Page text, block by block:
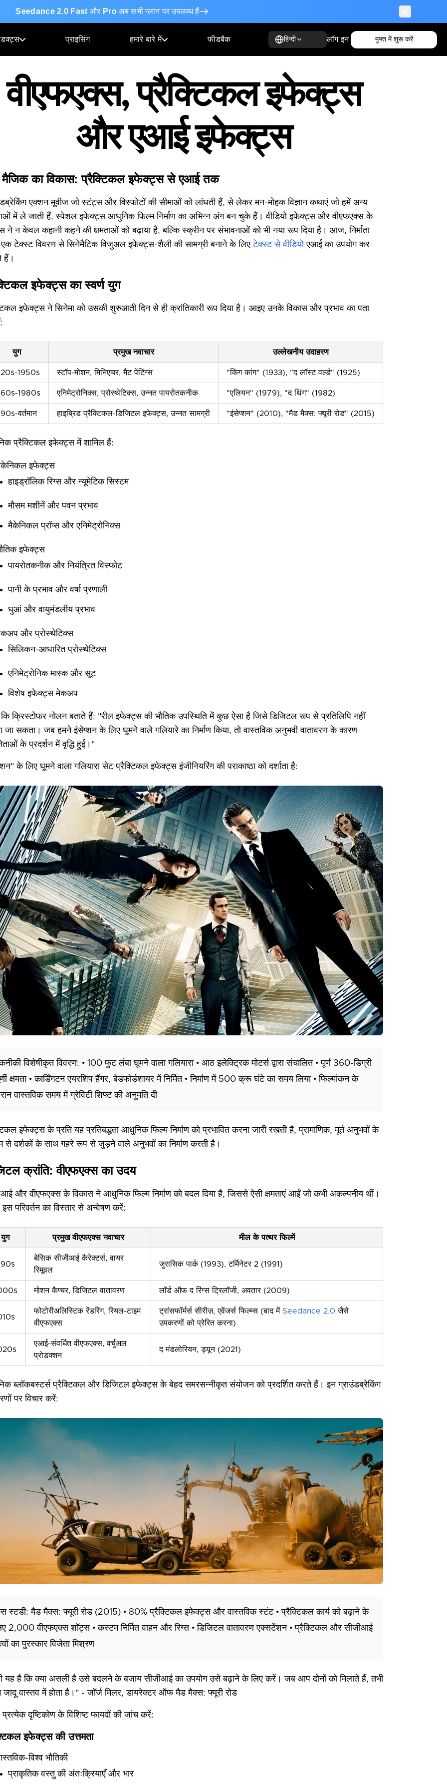
Seedance 2.0 Fast और Proअब सभी प्लान पर उपलब्ध हैं
प्राइसिंग हमारे बारे में फीडबैक हिन्दी लॉग इन मुफ्त में शुरू करें
वीएफएक्स, प्रैक्टिकल इफेक्ट्स
और एआई इफेक्ट्स
मैजिक का विकास: प्रैक्टिकल इफेक्ट्स से एआई तक
एक्शन मूवीज जो स्टंट्स और विस्फोटों की सीमाओं को लांघती हैं, से लेकर मन-मोहक विज्ञान कथाएं जो हमें अन्य
में ले जाती हैं, स्पेशल इफेक्ट्स आधुनिक फिल्म निर्माण का अभिन्न अंग बन चुके हैं। वीडियो इफेक्ट्स और वीएफएक्स के
ने न केवल कहानी कहने की क्षमताओं को बढ़ाया है, बल्कि स्क्रीन पर संभावनाओं को भी नया रूप दिया है। आज, निर्माता
एक टेक्स्ट विवरण से सिनेमैटिक विजुअल इफेक्ट्स-शैली की सामग्री बनाने के लिएटेक्स्ट से वीडियोएआई का उपयोग कर
हैं।
इफेक्ट्स का स्वर्ण युग
इफेक्ट्स ने सिनेमा को उसकी शुरुआती दिन से ही क्रांतिकारी रूप दिया है। आइए उनके विकास और प्रभाव का पता
युग प्रमुख नवाचार उल्लेखनीय उदाहरण
1950s स्टॉप-मोशन, मिनिएचर, मैट पेंटिंग्स "किंग कांग" (1933), "द लॉस्ट वर्ल्ड" (1925)
1980s एनिमेट्रोनिक्स, प्रोस्थेटिक्स, उन्नत पायरोतकनीक "एलियन" (1979), "द थिंग" (1982)
वर्तमान हाइब्रिड प्रैक्टिकल-डिजिटल इफेक्ट्स, उन्नत सामग्री "इंसेप्शन" (2010), "मैड मैक्स: फ्यूरी रोड" (2015)
प्रैक्टिकल इफेक्ट्स में शामिल हैं:
इफेक्ट्स
हाइड्रॉलिक रिग्स और न्यूमेटिक सिस्टम
मौसम मशीनें और पवन प्रभाव
मैकेनिकल प्रॉप्स और एनिमेट्रोनिक्स
इफेक्ट्स
पायरोतकनीक और नियंत्रित विस्फोट
पानी के प्रभाव और वर्षा प्रणाली
धुआं और वायुमंडलीय प्रभाव
और प्रोस्थेटिक्स
सिलिकन-आधारित प्रोस्थेटिक्स
एनिमेट्रोनिक मास्क और सूट
विशेष इफेक्ट्स मेकअप
क्रिस्टोफर नोलन बताते हैं: "रील इफेक्ट्स की भौतिक उपस्थिति में कुछ ऐसा है जिसे डिजिटल रूप से प्रतिलिपि नहीं
जा सकता। जब हमने इंसेप्शन के लिए घूमने वाले गलियारे का निर्माण किया, तो वास्तविक अनुभवी वातावरण के कारण
के प्रदर्शन में वृद्धि हुई।"
के लिए घूमने वाला गलियारा सेट प्रैक्टिकल इफेक्ट्स इंजीनियरिंग की पराकाष्ठा को दर्शाता है:
विशेषीकृत विवरण: • 100 फुट लंबा घूमने वाला गलियारा • आठ इलेक्ट्रिक मोटर्स द्वारा संचालित • पूर्ण 360-डिग्री
क्षमता • कार्डिंगटन एयरशिप हैंगर, बेडफोर्डशायर में निर्मित • निर्माण में 500 क्रू घंटे का समय लिया • फिल्मांकन के
वास्तविक समय में ग्रेविटी शिफ्ट की अनुमति दी
इफेक्ट्स के प्रति यह प्रतिबद्धता आधुनिक फिल्म निर्माण को प्रभावित करना जारी रखती है, प्रामाणिक, मूर्त अनुभवों के
से दर्शकों के साथ गहरे रूप से जुड़ने वाले अनुभवों का निर्माण करती है।
क्रांति: वीएफएक्स का उदय
और वीएफएक्स के विकास ने आधुनिक फिल्म निर्माण को बदल दिया है, जिससे ऐसी क्षमताएं आईं जो कभी अकल्पनीय थीं।
परिवर्तन का विस्तार से अन्वेषण करें:
युग प्रमुख वीएफएक्स नवाचार मील के पत्थर फिल्में
बेसिक सीजीआई कैरेक्टर्स, वायर
रिमूवल
जुरासिक पार्क (1993), टर्मिनेटर 2 (1991)
मोशन कैप्चर, डिजिटल वातावरण लॉर्ड ऑफ द रिंग्स ट्रिलॉजी, अवतार (2009)
फोटोरीअलिस्टिक रेंडरिंग, रियल-टाइम
वीएफएक्स
ट्रांसफॉर्मर्स सीरीज़, एवेंजर्स फिल्म्स (बाद में Seedance 2.0 जैसे
उपकरणों को प्रेरित करना)
एआई-संवर्धित वीएफएक्स, वर्चुअल
प्रोडक्शन
द मंडलोरियन, ड्यून (2021)
ब्लॉकबस्टर्स प्रैक्टिकल और डिजिटल इफेक्ट्स के बेहद समरसन्नीकृत संयोजन को प्रदर्शित करते हैं। इन ग्राउंडब्रेकिंग
पर विचार करें:
स्टडी: मैड मैक्स: फ्यूरी रोड (2015) • 80% प्रैक्टिकल इफेक्ट्स और वास्तविक स्टंट • प्रैक्टिकल कार्य को बढ़ाने के
2,000 वीएफएक्स शॉट्स • कस्टम निर्मित वाहन और रिग्स • डिजिटल वातावरण एक्सटेंशन • प्रैक्टिकल और सीजीआई
का पुरस्कार विजेता मिश्रण
यह है कि क्या असली है उसे बदलने के बजाय सीजीआई का उपयोग उसे बढ़ाने के लिए करें। जब आप दोनों को मिलाते हैं, तभी
जादू वास्तव में होता है।" - जॉर्ज मिलर, डायरेक्टर ऑफ मैड मैक्स: फ्यूरी रोड
दृष्टिकोण के विशिष्ट फायदों की जांच करें:
इफेक्ट्स की उत्तमता
विश्व भौतिकी
प्राकृतिक वस्तु की अंतःक्रियाएँ और भार